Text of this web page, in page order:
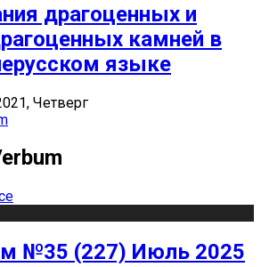
драгоценных и
камней в
языке
Четверг
№35 (227) Июль 2025